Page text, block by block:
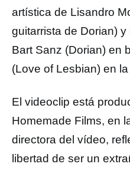
artística de Lisandro
guitarrista de Dorian)
Bart Sanz (Dorian) en
(Love of Lesbian) en
El videoclip está
Homemade Films, en
directora del vídeo,
libertad de ser un